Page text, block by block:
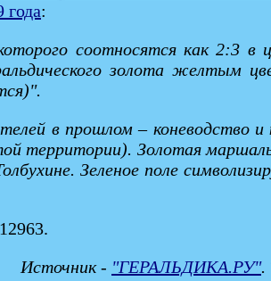
года:
соотносятся как 2:3 в
золота желтым
в прошлом – коневодство и
территории). Золотая
Зеленое поле
Источник - "ГЕРАЛЬДИКА.РУ".